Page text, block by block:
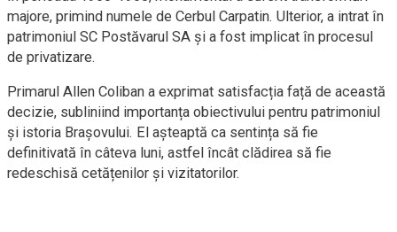
majore, primind numele de Cerbul Carpatin. Ulterior, a intrat în
patrimoniul SC Postăvarul SA și a fost implicat în procesul
de privatizare.
Primarul Allen Coliban a exprimat satisfacția față de această
decizie, subliniind importanța obiectivului pentru patrimoniul
și istoria Brașovului. El așteaptă ca sentința să fie
definitivată în câteva luni, astfel încât clădirea să fie
redeschisă cetățenilor și vizitatorilor.